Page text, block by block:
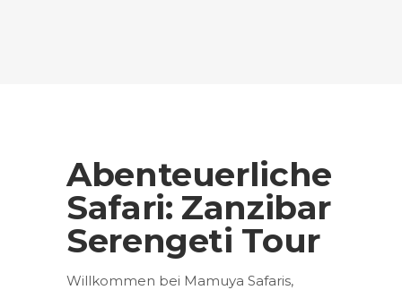
Abenteuerliche
Safari: Zanzibar
Serengeti Tour
Willkommen bei Mamuya Safaris,